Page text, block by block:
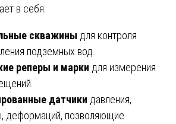
в себя:
скважины для контроля
подземных вод.
реперы и марки для измерения
датчики давления,
деформаций, позволяющие